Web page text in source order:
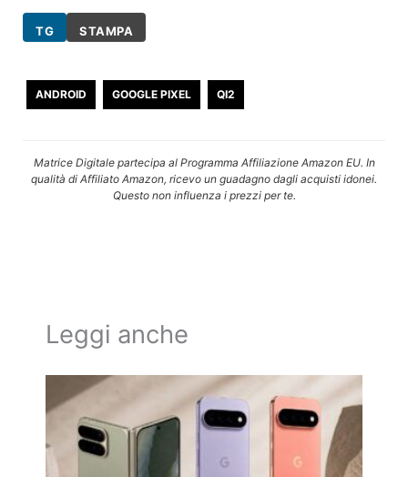
TG STAMPA
ANDROID GOOGLE PIXEL QI2
Matrice Digitale partecipa al Programma Affiliazione Amazon EU. In
qualità di Affiliato Amazon, ricevo un guadagno dagli acquisti idonei.
Questo non influenza i prezzi per te.
Leggi anche